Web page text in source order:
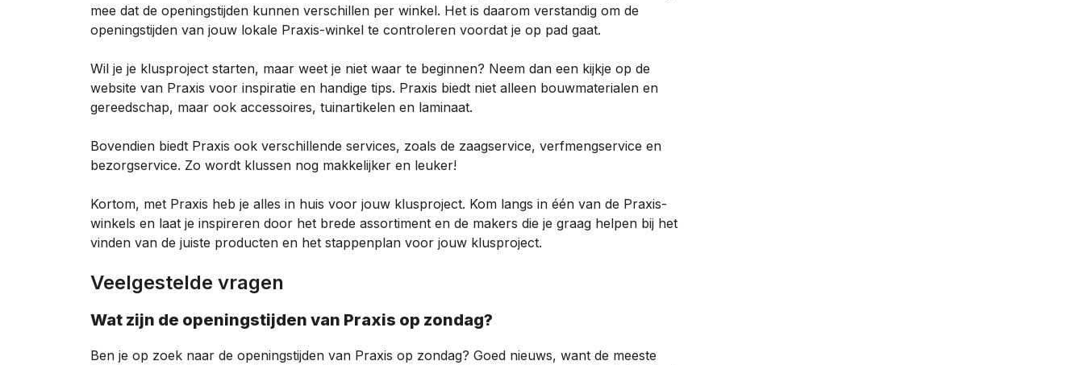
mee dat de openingstijden kunnen verschillen per winkel. Het is daarom verstandig om de
openingstijden van jouw lokale Praxis-winkel te controleren voordat je op pad gaat.
Wil je je klusproject starten, maar weet je niet waar te beginnen? Neem dan een kijkje op de
website van Praxis voor inspiratie en handige tips. Praxis biedt niet alleen bouwmaterialen en
gereedschap, maar ook accessoires, tuinartikelen en laminaat.
Bovendien biedt Praxis ook verschillende services, zoals de zaagservice, verfmengservice en
bezorgservice. Zo wordt klussen nog makkelijker en leuker!
Kortom, met Praxis heb je alles in huis voor jouw klusproject. Kom langs in één van de Praxis-
winkels en laat je inspireren door het brede assortiment en de makers die je graag helpen bij het
vinden van de juiste producten en het stappenplan voor jouw klusproject.
Veelgestelde vragen
Wat zijn de openingstijden van Praxis op zondag?
Ben je op zoek naar de openingstijden van Praxis op zondag? Goed nieuws, want de meeste